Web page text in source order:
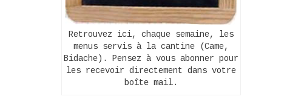
Retrouvez ici, chaque semaine, les
menus servis à la cantine (Came,
Bidache). Pensez à vous abonner pour
les recevoir directement dans votre
boîte mail.